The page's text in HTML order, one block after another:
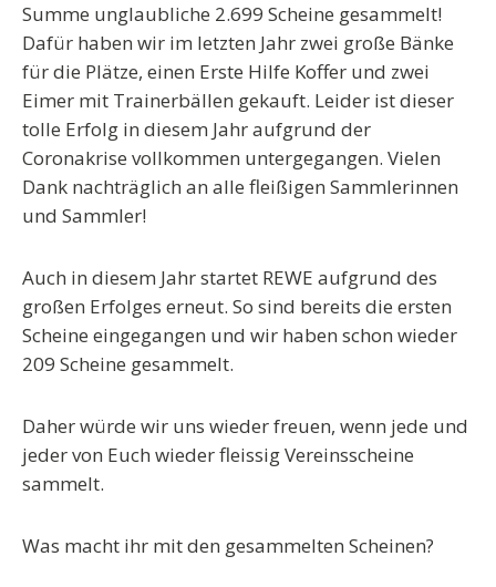
Summe unglaubliche 2.699 Scheine gesammelt!
Dafür haben wir im letzten Jahr zwei große Bänke
für die Plätze, einen Erste Hilfe Koffer und zwei
Eimer mit Trainerbällen gekauft. Leider ist dieser
tolle Erfolg in diesem Jahr aufgrund der
Coronakrise vollkommen untergegangen. Vielen
Dank nachträglich an alle fleißigen Sammlerinnen
und Sammler!
Auch in diesem Jahr startet REWE aufgrund des
großen Erfolges erneut. So sind bereits die ersten
Scheine eingegangen und wir haben schon wieder
209 Scheine gesammelt.
Daher würde wir uns wieder freuen, wenn jede und
jeder von Euch wieder fleissig Vereinsscheine
sammelt.
Was macht ihr mit den gesammelten Scheinen?